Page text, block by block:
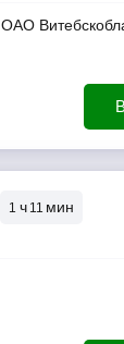
1 ч11 мин